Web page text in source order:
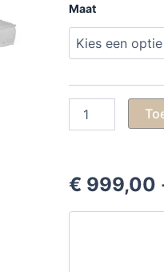
Maat
Natuurlatex
€ 999,00